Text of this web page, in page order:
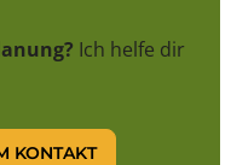
Ich helfe dir
KONTAKT